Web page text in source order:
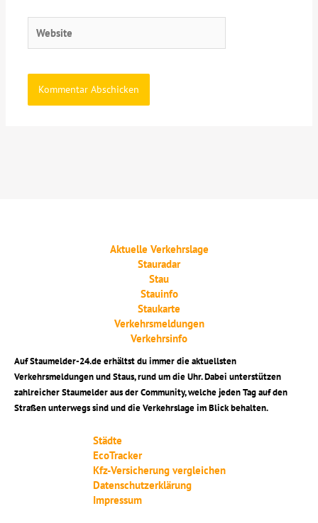
Aktuelle Verkehrslage
Stauradar
Stau
Stauinfo
Staukarte
Verkehrsmeldungen
Verkehrsinfo
Auf Staumelder-24.de erhältst du immer die aktuellsten
Verkehrsmeldungen und Staus, rund um die Uhr. Dabei unterstützen
zahlreicher Staumelder aus der Community, welche jeden Tag auf den
Straßen unterwegs sind und die Verkehrslage im Blick behalten.
Städte
EcoTracker
Kfz-Versicherung vergleichen
Datenschutzerklärung
Impressum